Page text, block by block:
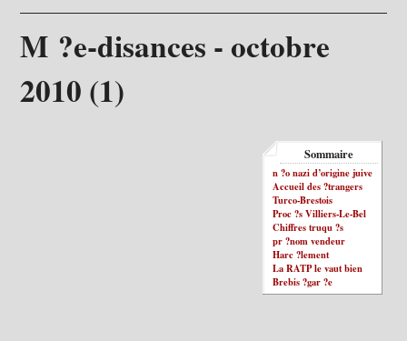
M ?e-disances - octobre
2010 (1)
Sommaire
n ?o nazi d’origine juive
Accueil des ?trangers
Turco-Brestois
Proc ?s Villiers-Le-Bel
Chiffres truqu ?s
pr ?nom vendeur
Harc ?lement
La RATP le vaut bien
Brebis ?gar ?e